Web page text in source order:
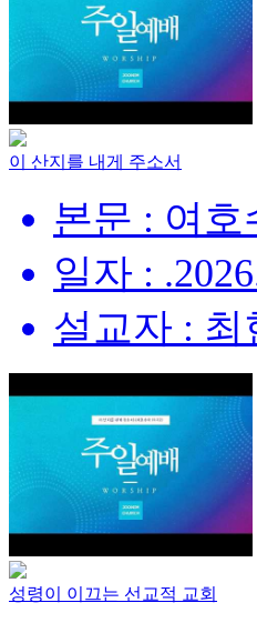
이 산지를 내게 주소서
본문 : 여호
일자 :
설교자 : 최
성령이 이끄는 선교적 교회